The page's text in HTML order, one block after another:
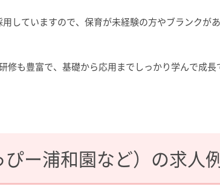
していますので、保育が未経験の方やブランクが
修も豊富で、基礎から応用までしっかり学んで成
ー浦和園など）の求人